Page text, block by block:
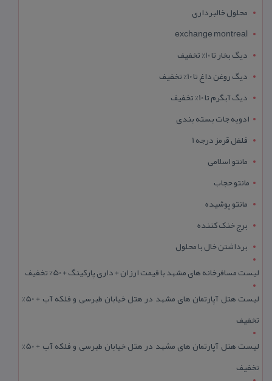
محلول خالبرداری
exchange montreal
دیگ بخار تا 10% تخفیف
دیگ روغن داغ تا 10% تخفیف
دیگ آبگرم تا 10% تخفیف
ادویه جات بسته بندی
فلفل قرمز درجه 1
مانتو اسلامی
مانتو حجاب
مانتو پوشیده
برج خنک کننده
برداشتن خال با محلول
لیست مسافرخانه های مشهد با قیمت ارزان + داری پارکینگ + 50% تخفیف
لیست هتل آپارتمان های مشهد در هتل خیابان طبرسی و فلکه آب + 50%
تخفیف
لیست هتل آپارتمان های مشهد در هتل خیابان طبرسی و فلکه آب + 50%
تخفیف